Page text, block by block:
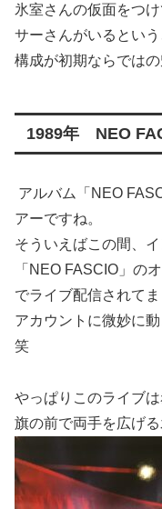
氷室さんの仮面をつ
サーさんがいるとい
構成が初期ならではの
1989年 NEO
アルバム「NEO
アーですね。
そういえばこの間、
「NEO FASCIO」の
でライブ配信されてま
アカウントに微妙に
笑
やっぱりこのライブ
旗の前で両手を広げる